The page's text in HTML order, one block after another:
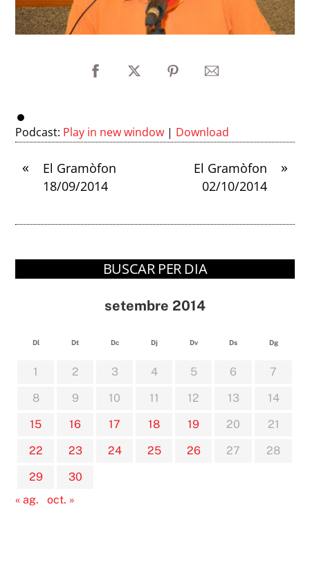
Podcast: Play in new window | Download
«
El Gramòfon
18/09/2014
»
El Gramòfon
02/10/2014
BUSCAR PER DIA
setembre 2014
Dl Dt Dc Dj Dv Ds Dg
1 2 3 4 5 6
7
8
9 10 11 12 13
14
15
16 17 18 19 20
21
22
23 24 25 26 27
28
29
30
« ag.
oct. »